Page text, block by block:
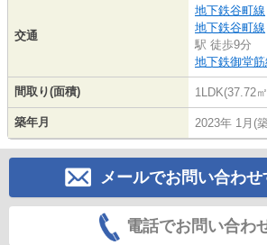
交通
地下鉄谷町線
地下鉄谷町線
駅 徒歩9分
地下鉄御堂筋
間取り(面積) 1LDK(37.72
築年月 2023年 1月(
メールでお問い合わせ
電話でお問い合わ